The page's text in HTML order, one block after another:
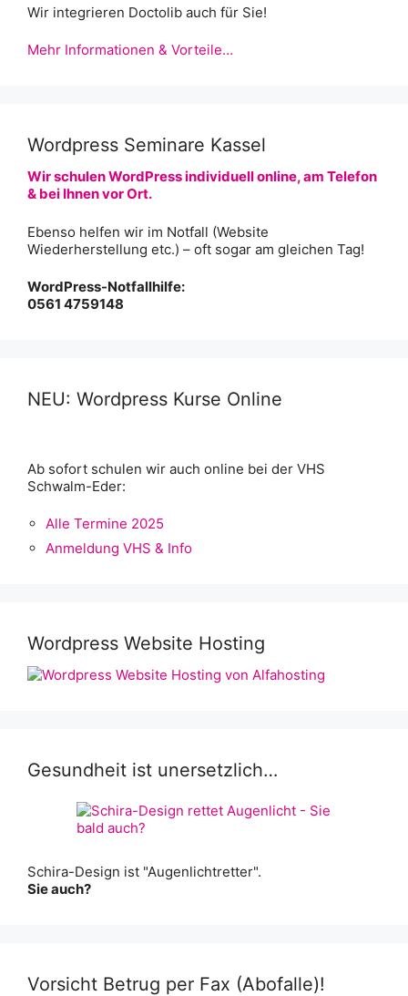
Wir integrieren Doctolib auch für Sie!
Mehr Informationen & Vorteile…
Wordpress Seminare Kassel
Wir schulen WordPress individuell online, am Telefon
& bei Ihnen vor Ort.
Ebenso helfen wir im Notfall (Website
Wiederherstellung etc.) – oft sogar am gleichen Tag!
WordPress-Notfallhilfe:
0561 4759148
NEU: Wordpress Kurse Online
Ab sofort schulen wir auch online bei der VHS
Schwalm-Eder:
Alle Termine 2025
Anmeldung VHS & Info
Wordpress Website Hosting
Gesundheit ist unersetzlich…
Schira-Design ist "Augenlichtretter".
Sie auch?
Vorsicht Betrug per Fax (Abofalle)!